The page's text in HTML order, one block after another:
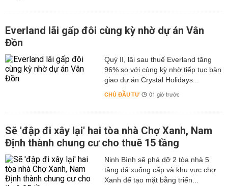
Everland lãi gấp đôi cùng kỳ nhờ dự án Vân
Đồn
Quý II, lãi sau thuế Everland tăng
96% so với cùng kỳ nhờ tiếp tục bàn
giao dự án Crystal Holidays...
CHỦ ĐẦU TƯ 01 giờ trước
Sẽ 'đập đi xây lại' hai tòa nhà Chợ Xanh, Nam
Định thành chung cư cho thuê 15 tầng
Ninh Bình sẽ phá dỡ 2 tòa nhà 5
tầng đã xuống cấp và khu vực chợ
Xanh để tạo mặt bằng triển...